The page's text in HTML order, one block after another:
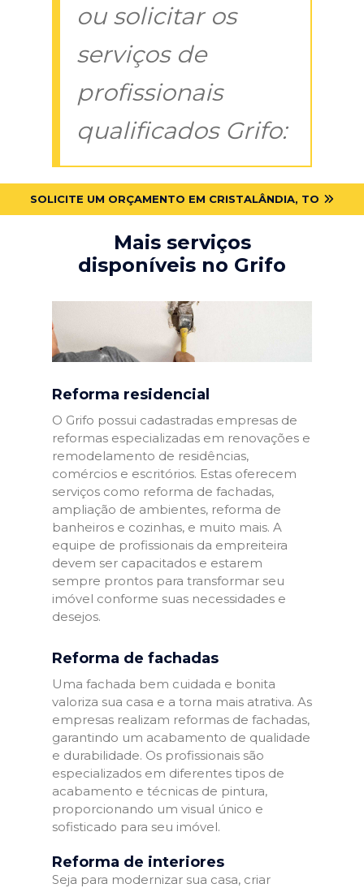
ou solicitar os
serviços de
profissionais
qualificados Grifo:
SOLICITE UM ORÇAMENTO EM CRISTALÂNDIA, TO
Mais serviços
disponíveis no Grifo
Reforma residencial
O Grifo possui cadastradas empresas de
reformas especializadas em renovações e
remodelamento de residências,
comércios e escritórios. Estas oferecem
serviços como reforma de fachadas,
ampliação de ambientes, reforma de
banheiros e cozinhas, e muito mais. A
equipe de profissionais da empreiteira
devem ser capacitados e estarem
sempre prontos para transformar seu
imóvel conforme suas necessidades e
desejos.
Reforma de fachadas
Uma fachada bem cuidada e bonita
valoriza sua casa e a torna mais atrativa. As
empresas realizam reformas de fachadas,
garantindo um acabamento de qualidade
e durabilidade. Os profissionais são
especializados em diferentes tipos de
acabamento e técnicas de pintura,
proporcionando um visual único e
sofisticado para seu imóvel.
Reforma de interiores
Seja para modernizar sua casa, criar